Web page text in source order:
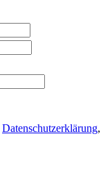
Datenschutzerklärung,